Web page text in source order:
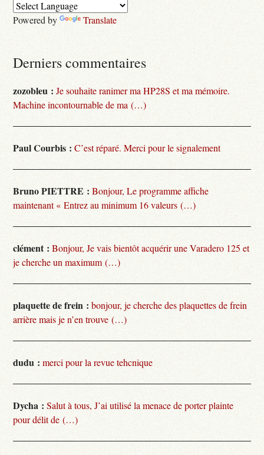
Powered by Translate
Derniers commentaires
zozobleu : Je souhaite ranimer ma HP28S et ma mémoire.
Machine incontournable de ma (…)
Paul Courbis : C’est réparé. Merci pour le signalement
Bruno PIETTRE : Bonjour, Le programme affiche
maintenant « Entrez au minimum 16 valeurs (…)
clément : Bonjour, Je vais bientôt acquérir une Varadero 125 et
je cherche un maximum (…)
plaquette de frein : bonjour, je cherche des plaquettes de frein
arrière mais je n’en trouve (…)
dudu : merci pour la revue tehcnique
Dycha : Salut à tous, J’ai utilisé la menace de porter plainte
pour délit de (…)